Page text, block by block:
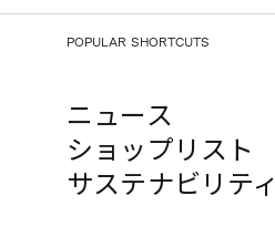
POPULAR SHORTCUTS
ニュース
ショップリスト
サステナビリティ